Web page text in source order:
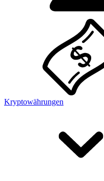
Kryptowährungen